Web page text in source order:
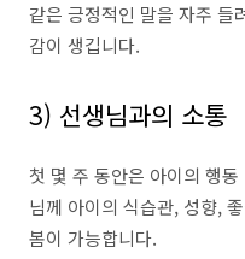
같은 긍정적인 말을 자주 들
감이 생깁니다.
3) 선생님과의 소통
첫 몇 주 동안은 아이의 행
님께 아이의 식습관, 성향,
봄이 가능합니다.